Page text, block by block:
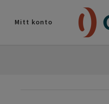
Mitt konto